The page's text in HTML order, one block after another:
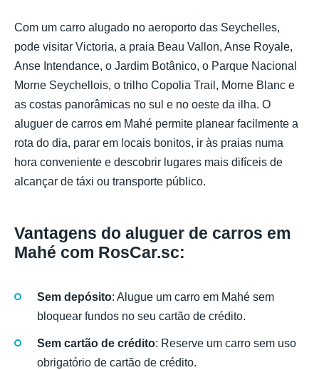
Com um carro alugado no aeroporto das Seychelles,
pode visitar Victoria, a praia Beau Vallon, Anse Royale,
Anse Intendance, o Jardim Botânico, o Parque Nacional
Morne Seychellois, o trilho Copolia Trail, Morne Blanc e
as costas panorâmicas no sul e no oeste da ilha. O
aluguer de carros em Mahé permite planear facilmente a
rota do dia, parar em locais bonitos, ir às praias numa
hora conveniente e descobrir lugares mais difíceis de
alcançar de táxi ou transporte público.
Vantagens do aluguer de carros em
Mahé com RosCar.sc:
Sem depósito: Alugue um carro em Mahé sem
bloquear fundos no seu cartão de crédito.
Sem cartão de crédito: Reserve um carro sem uso
obrigatório de cartão de crédito.